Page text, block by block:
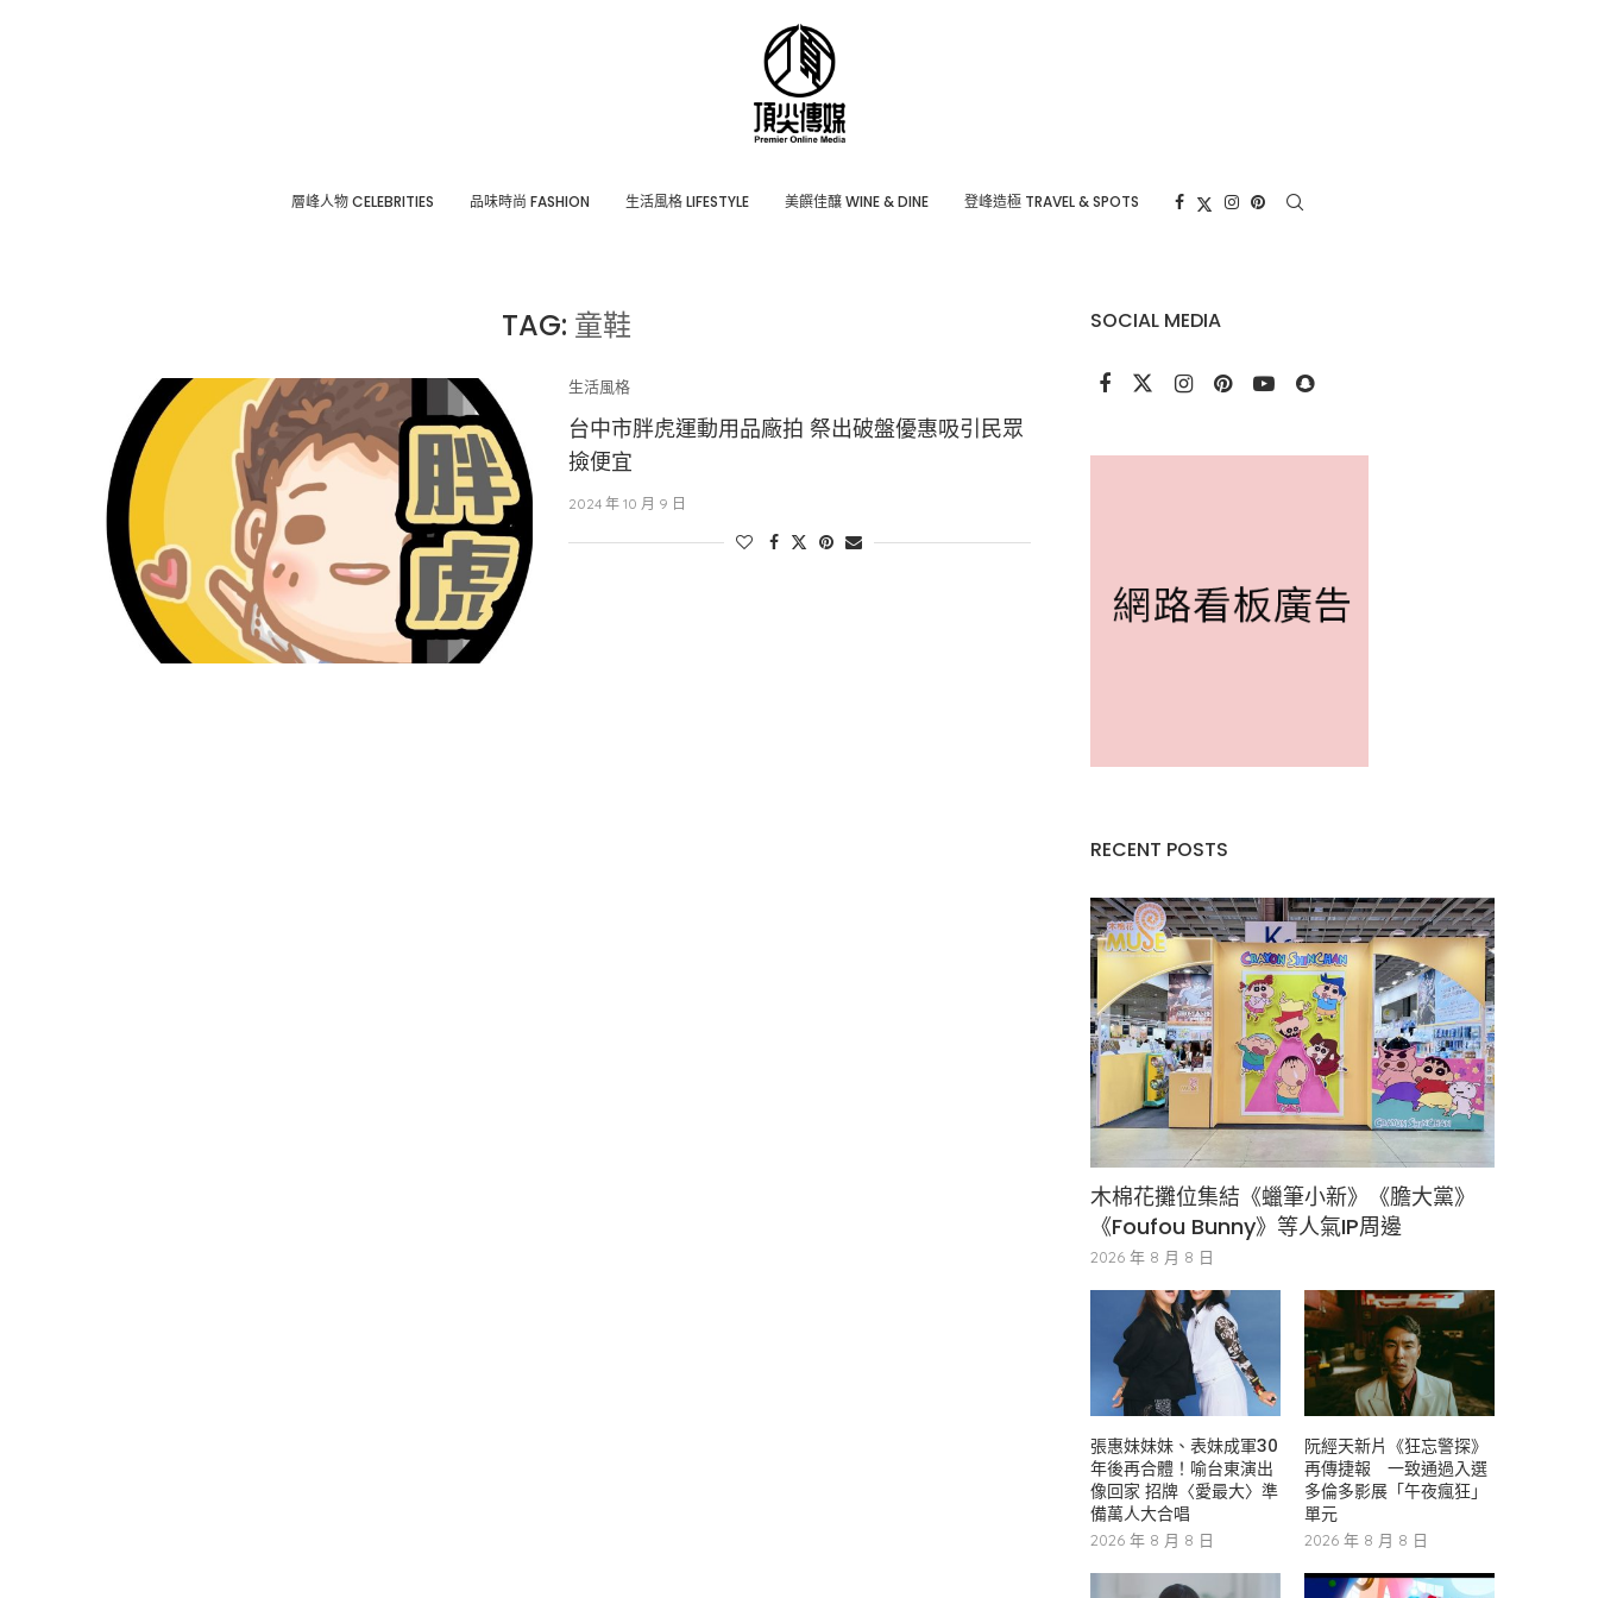
層峰⼈物 CELEBRITIES 品味時尚 FASHION ⽣活風格 LIFESTYLE 美饌佳釀 WINE & DINE 登峰造極 TRAVEL & SPOTS
TAG: 童鞋
生活風格
台中市胖虎運動用品廠拍 祭出破盤優惠吸引民眾
撿便宜
2024 年 10 月 9 日
SOCIAL MEDIA
RECENT POSTS
木棉花攤位集結《蠟筆小新》《膽大黨》
《Foufou Bunny》等人氣IP周邊
2026 年 8 月 8 日
張惠妹妹妹、表妹成軍30
年後再合體！喻台東演出
像回家 招牌〈愛最大〉準
備萬人大合唱
2026 年 8 月 8 日
阮經天新片《狂忘警探》
再傳捷報 一致通過入選
多倫多影展「午夜瘋狂」
單元
2026 年 8 月 8 日